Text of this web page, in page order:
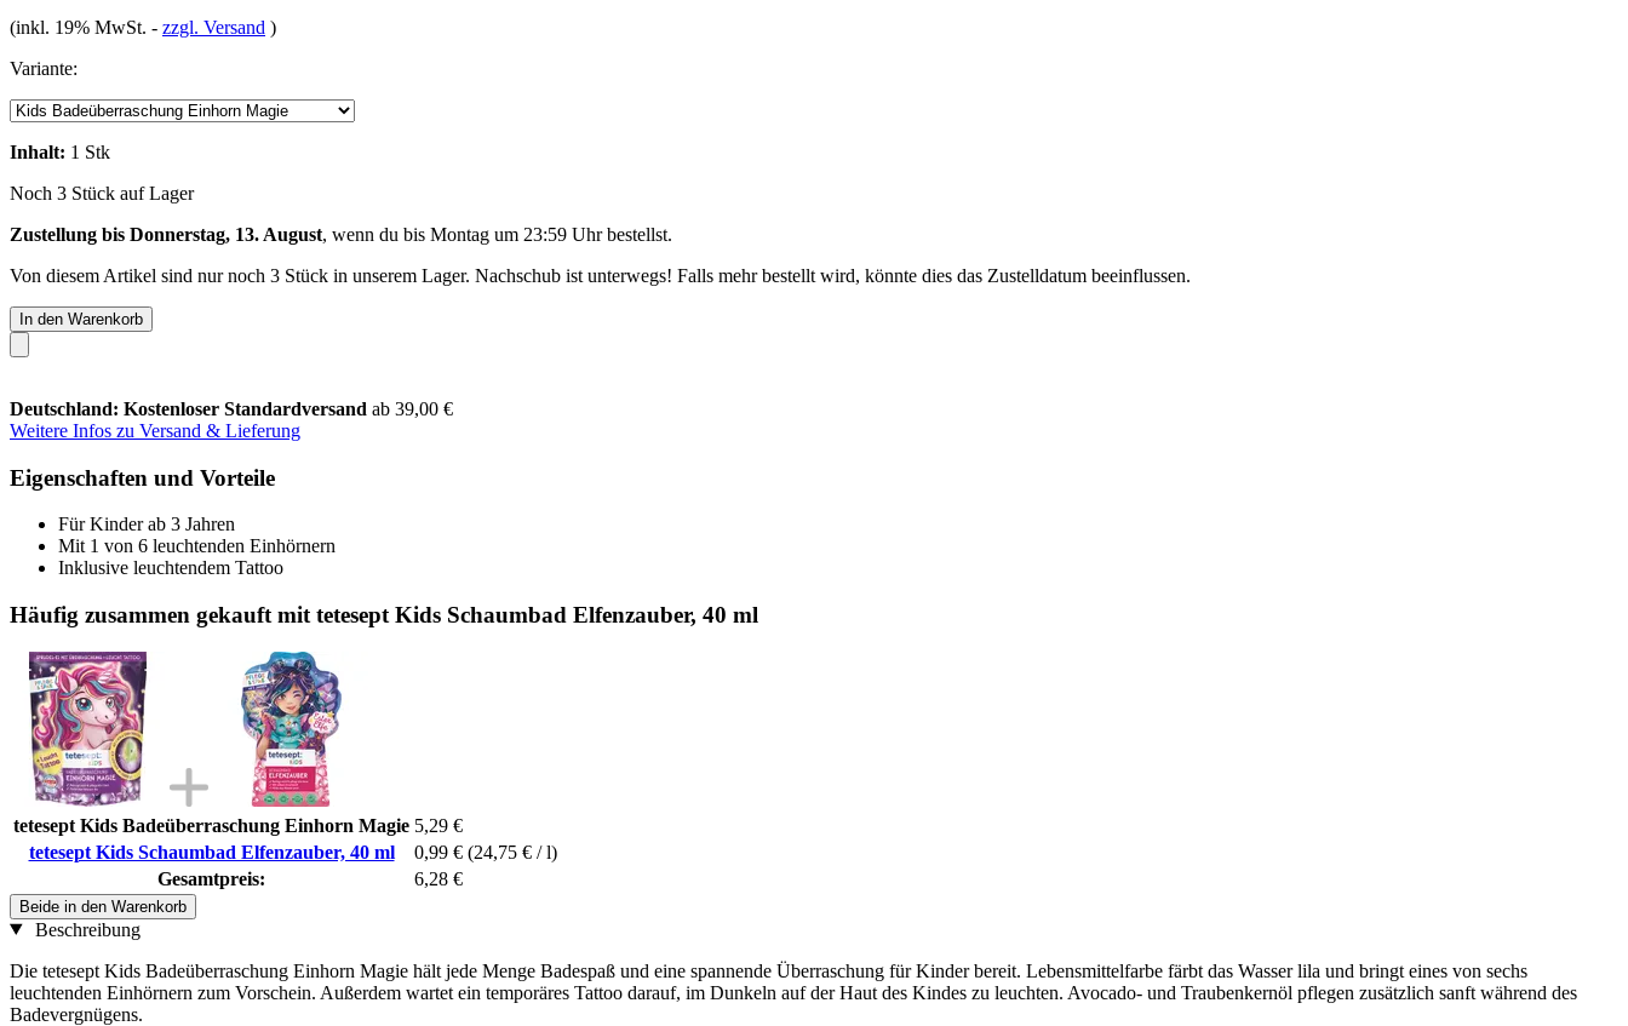
(inkl. 19% MwSt. - zzgl. Versand )
Variante:
Inhalt: 1 Stk
Noch 3 Stück auf Lager
Zustellung bis Donnerstag, 13. August, wenn du bis Montag um 23:59 Uhrbestellst.
Von diesem Artikel sind nur noch 3 Stück in unserem Lager. Nachschub ist unterwegs! Falls mehr bestellt wird, könnte dies das Zustelldatum beeinflussen.
In den Warenkorb
Deutschland: Kostenloser Standardversand ab 39,00 €
Weitere Infos zu Versand & Lieferung
Eigenschaften und Vorteile
Für Kinder ab 3 Jahren
Mit 1 von 6 leuchtenden Einhörnern
Inklusive leuchtendem Tattoo
Häufig zusammen gekauft mit tetesept Kids Schaumbad Elfenzauber, 40 ml
tetesept Kids Badeüberraschung Einhorn Magie 5,29 €
tetesept Kids Schaumbad Elfenzauber, 40 ml
0,99 € (24,75 € / l)
Gesamtpreis:
6,28 €
Beide in den Warenkorb
Beschreibung
Die tetesept Kids Badeüberraschung Einhorn Magie hält jede Menge Badespaß und eine spannende Überraschung für Kinder bereit. Lebensmittelfarbe färbt das Wasser lila und bringt eines von sechs
leuchtenden Einhörnern zum Vorschein. Außerdem wartet ein temporäres Tattoo darauf, im Dunkeln auf der Haut des Kindes zu leuchten. Avocado- und Traubenkernöl pflegen zusätzlich sanft während des
Badevergnügens.